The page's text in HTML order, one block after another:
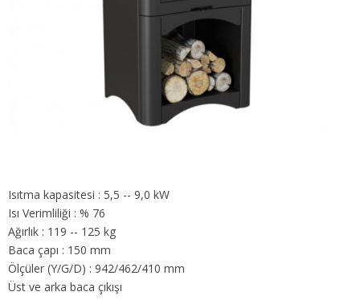
Isıtma kapasitesi : 5,5 -- 9,0 kW
Isı Verimliliği : % 76
Ağırlık : 119 -- 125 kg
Baca çapı : 150 mm
Ölçüler (Y/G/D) : 942/462/410 mm
Üst ve arka baca çıkışı